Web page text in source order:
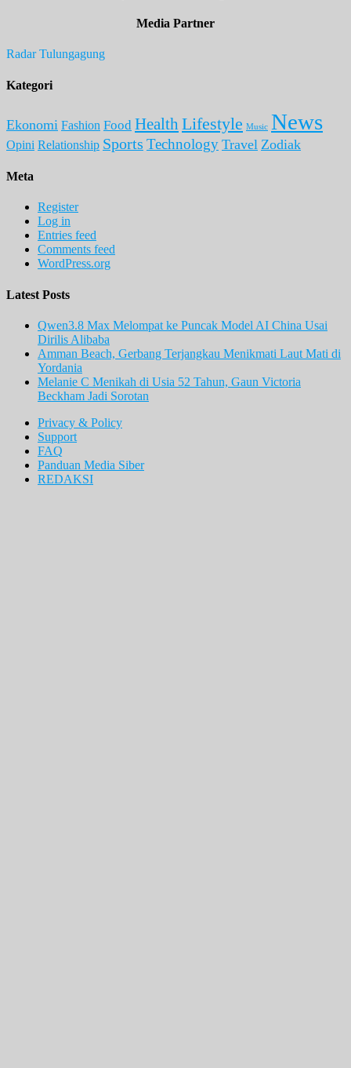
Media Partner
Radar Tulungagung
Kategori
Ekonomi Fashion Food Health Lifestyle Music News
Opini Relationship Sports Technology Travel Zodiak
Meta
Register
Log in
Entries feed
Comments feed
WordPress.org
Latest Posts
Qwen3.8 Max Melompat ke Puncak Model AI China Usai
Dirilis Alibaba
Amman Beach, Gerbang Terjangkau Menikmati Laut Mati di
Yordania
Melanie C Menikah di Usia 52 Tahun, Gaun Victoria
Beckham Jadi Sorotan
Privacy & Policy
Support
FAQ
Panduan Media Siber
REDAKSI